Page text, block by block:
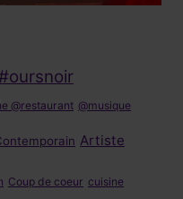
@restaurant @musique
Artiste
Coup de coeur cuisine